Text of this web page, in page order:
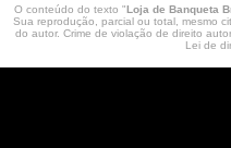
O conteúdo do texto "Loja de Banqueta
Sua reprodução, parcial ou total, mesmo
do autor. Crime de violação de direito
Lei de